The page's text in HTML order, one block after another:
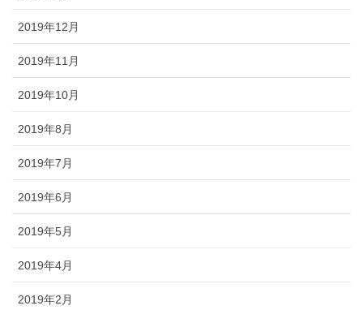
2019年12月
2019年11月
2019年10月
2019年8月
2019年7月
2019年6月
2019年5月
2019年4月
2019年2月